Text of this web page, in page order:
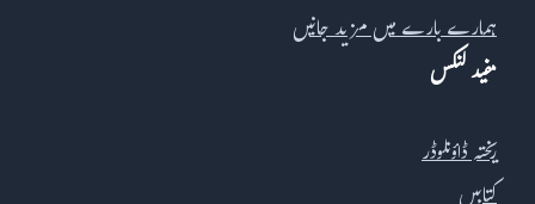
ہمارے بارے میں مزید جانیں
مفید لنکس
ریختہ ڈاؤنلوڈر